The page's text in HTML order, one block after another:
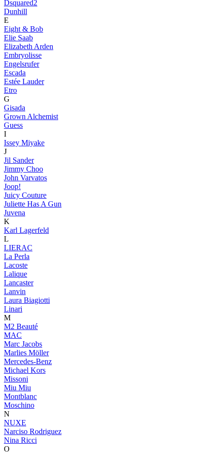
Dsquared2
Dunhill
E
Eight & Bob
Elie Saab
Elizabeth Arden
Embryolisse
Engelsrufer
Escada
Estée Lauder
Etro
G
Gisada
Grown Alchemist
Guess
I
Issey Miyake
J
Jil Sander
Jimmy Choo
John Varvatos
Joop!
Juicy Couture
Juliette Has A Gun
Juvena
K
Karl Lagerfeld
L
LIERAC
La Perla
Lacoste
Lalique
Lancaster
Lanvin
Laura Biagiotti
Linari
M
M2 Beauté
MAC
Marc Jacobs
Marlies Möller
Mercedes-Benz
Michael Kors
Missoni
Miu Miu
Montblanc
Moschino
N
NUXE
Narciso Rodriguez
Nina Ricci
O